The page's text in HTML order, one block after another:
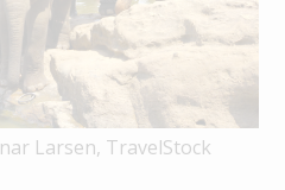
Larsen, TravelStock